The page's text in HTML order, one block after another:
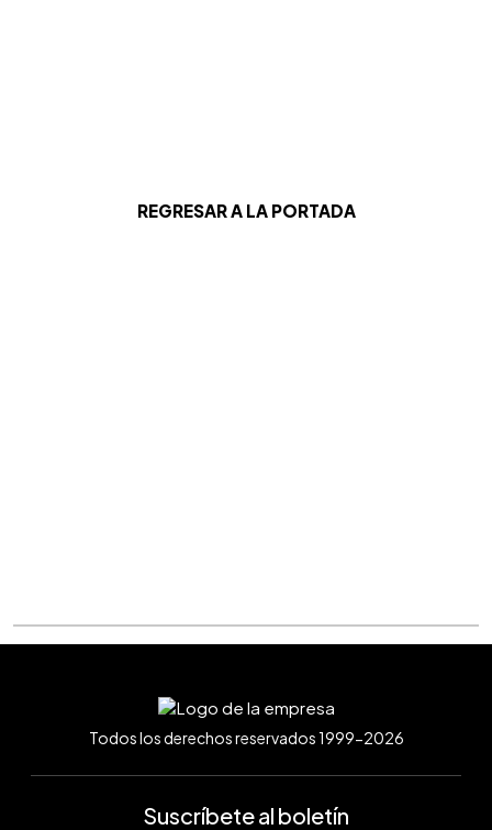
REGRESAR A LA PORTADA
Todos los derechos reservados 1999-2026
Suscríbete al boletín